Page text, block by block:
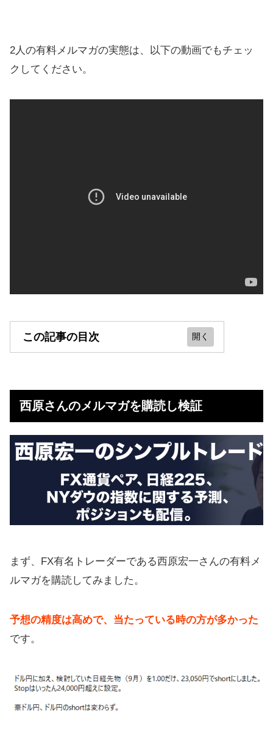
2人の有料メルマガの実態は、以下の動画でもチェッ
クしてください。
この記事の目次
コミ
西原宏一さんのメルマガがおすすめ
な人
バカラ村さんのメルマガで儲かる？
バカラ村さん有料メルマガの評判、
口コミ
人
Q&A！疑問に回答
【まとめ】FX有料メルマガはおすす
西原さんのメルマガを購読し検証
まず、FX有名トレーダーである西原宏一さんの有料メ
ルマガを購読してみました。
予想の精度は高めで、当たっている時の方が多かった
です。